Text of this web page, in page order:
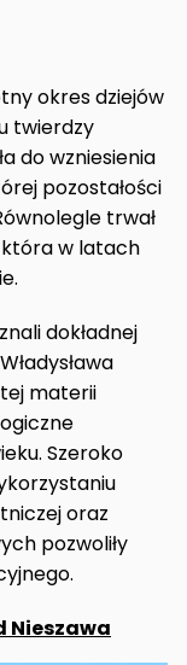
okres dziejów
twierdzy
do wzniesienia
pozostałości
trwał
która w latach
dokładnej
tej materii
Szeroko
oraz
pozwoliły
Nieszawa